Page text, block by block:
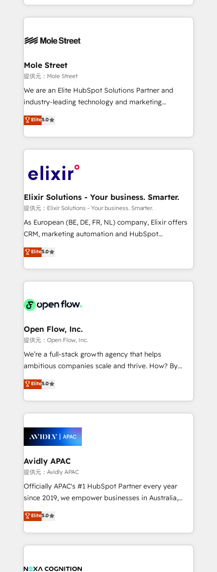
Technical Execution: ERP, EMR and Custom
Integrations; complex builds delivered in weeks, not
workflows; automation agents; process optimization
Healthcare: HIPAA implementations; secure data
workflows 💼 Financial Services: compliant
workflows; audit-ready reporting ⚖️ Legal: client
intake; pipeline and document workflows 🛒 E-
revenue automation 🏢 Real Estate: deal pipelines;
portfolio and lifecycle management 🏭
HIPAA-aware; CASL-compliant; GDPR-ready
implementations where required 💡 Why 500+
built to scale.
Mole Street
提供元：Mole Street
We are an Elite HubSpot Solutions Partner and
industry-leading technology and marketing
consultancy. Our focus is on enterprise and mid-
market B2B companies globally that want a strategic
approach to execute their goals through creative
applications of our solutions; Technical HubSpot
Design, Migrations + Integrations. Mole Street’s
greatness, which is achieved through creating
absolute clarity, derived from a well-defined
strategy, executed well, and reported on with clear
results. The culture is driven by core values; Joy, Grit,
Mindedness, and Clarity. We are driven to win for the
collective good of the company and its clientele, and
things are happening.
Elite5.0
Elixir Solutions - Your business. Smarter.
提供元：Elixir Solutions - Your business. Smarter.
As European (BE, DE, FR, NL) company, Elixir offers
CRM, marketing automation and HubSpot
integration products and services to mid-market
and enterprise customers. We ensure that your sales,
service and marketing department operates in the
most effective way, while at the same time
integrated buyers journey. Elixir is located in
and Amsterdam. Elixir is a first mover and leader
when it comes to HubSpot sales and service
implementations, highly renowned for our business
acumen, process (re-)design experience and a
integrate HubSpot with complex solutions like SAP,
MicroSoft, custom solutions,... Our company also has
Retail execution, CPQ, customer portals and
HubSpot CMS developments. And we're champions
Elite5.0
Open Flow, Inc.
提供元：Open Flow, Inc.
We’re a full-stack growth agency that helps
ambitious companies scale and thrive. How? By
upgrading and streamlining every single revenue-
generating aspect of your business. We’re proud
HubSpot Elite Solutions Partners and devout CRM
nerds who can harness HubSpot’s custom digital
experience. Working hand-in-hand with your team,
we’ll assemble a RevOps machine that drives more
traffic, generates better leads and crushes your
revenue goals. We've worked with thousands of
HubSpot customers and we'd love to work with you
too! Clients come to us for: Advanced CRM solutions
HubSpot Data System Migrations between systems
to HubSpot New lead generation strategies Time-
Elite5.0
Avidly APAC
提供元：Avidly APAC
Officially APAC's #1 HubSpot Partner every year
since 2019, we empower businesses in Australia,
New Zealand, and globally to realise their full
potential through enterprise HubSpot CRM
implementation. And we deliver best practice across
the whole HubSpot platform, covering marketing,
all businesses, from start-up to Enterprise, and have
Elite5.0